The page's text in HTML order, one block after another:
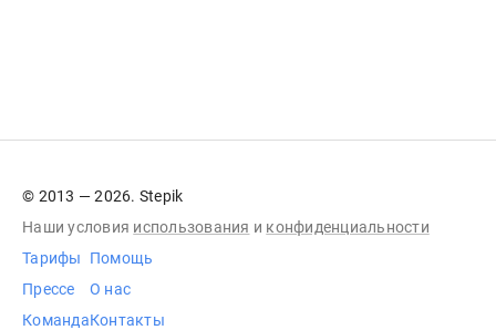
© 2013 — 2026. Stepik
Наши условия использования и конфиденциальности
Тарифы
Прессе
Команда
Помощь
О нас
Контакты